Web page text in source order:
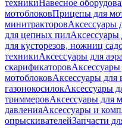
техникиНавесное
мотоблоковПрицепы для
минитракторовАксессуары
для цепных пилАксессуары
для кусторезов, ножниц
техникиАксессуары для
скарификаторовАксессуары
мотоблоковАксессуары для
газонокосилокАксессуары
триммеровАксессуары для
давленияАксессуары и
опрыскивателейЗапчасти